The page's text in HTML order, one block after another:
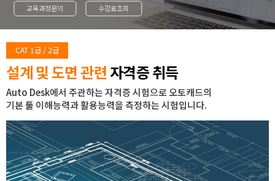
디자인단과과정
게임과정
자격증과정
커뮤니티
취업패키지
교육과정문의 수강료조회
CAT 1급 / 2급
설계 및 도면 관련자격증 취득
Auto Desk에서 주관하는 자격증 시험으로 오토캐드의
기본 툴 이해능력과 활용능력을 측정하는 시험입니다.